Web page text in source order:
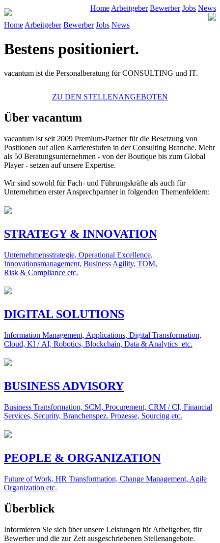
Home Arbeitgeber Bewerber Jobs News
Home Arbeitgeber Bewerber Jobs News
Bestens positioniert.
vacantum ist die Personalberatung für CONSULTING und IT.
ZU DEN STELLENANGEBOTEN
Über vacantum
vacantum ist seit 2009 Premium-Partner für die Besetzung von
Positionen auf allen Karrierestufen in der Consulting Branche. Mehr
als 50 Beratungsunternehmen - von der Boutique bis zum Global
Player - setzen auf unsere Expertise.
Wir sind sowohl für Fach- und Führungskräfte als auch für
Unternehmen erster Ansprechpartner in folgenden Themenfeldern:
STRATEGY & INNOVATION
Unternehmensstrategie, Operational Excellence,
Innovationsmanagement, Business Agility, TOM,
Risk & Compliance etc.
DIGITAL SOLUTIONS
Information Management, Applications, Digital Transformation,
Cloud, KI / AI, Robotics, Blockchain, Data & Analytics etc.
BUSINESS ADVISORY
Business Transformation, SCM, Procurement, CRM / CI, Financial
Services, Security, Branchenspez. Prozesse, Sourcing etc.
PEOPLE & ORGANIZATION
Future of Work, HR Transformation, Change Management, Agile
Organization etc.
Überblick
Informieren Sie sich über unsere Leistungen für Arbeitgeber, für
Bewerber und die zur Zeit ausgeschriebenen Stellenangebote.